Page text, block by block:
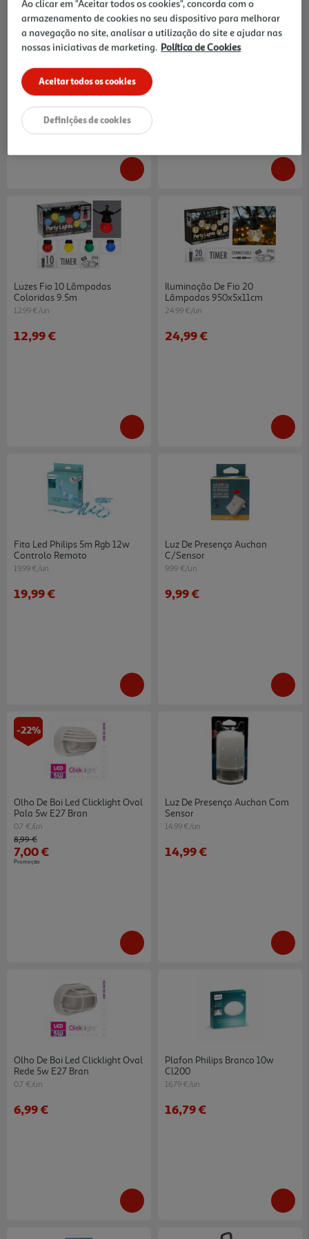
Projector Led Auchan
8.7 €/un
8,70 €
Luz Presença Led Aslo
C/interruptor 0.5w
3.29 €/un
Luzes Fio 10 Lâmpadas
Coloridas 9.5m
12.99 €/un
12,99 €
Iluminação De Fio 20
Lâmpadas 950x5x11cm
24.99 €/un
24,99 €
Fita Led Philips 5m Rgb 12w
Controlo Remoto
19.99 €/un
19,99 €
Luz De Presença Auchan
C/sensor
9.99 €/un
9,99 €
-22%
Olho De Boi Led Clicklight Oval
Pala 5w E27 Bran
0.7 €/un
Price reduced from
8,99 €to
7,00 €
Promoção
Luz De Presença Auchan Com
Sensor
14.99 €/un
14,99 €
Olho De Boi Led Clicklight Oval
Rede 5w E27 Bran
0.7 €/un
6,99 €
Plafon Philips Branco 10w
Cl200
16.79 €/un
16,79 €
Ao clicar em "Aceitar todos os cookies", concorda com o
armazenamento de cookies no seu dispositivo para melhorar
a navegação no site, analisar a utilização do site e ajudar nas
nossas iniciativas de marketing. Política de Cookies
Aceitar todos os cookies
Definições de cookies